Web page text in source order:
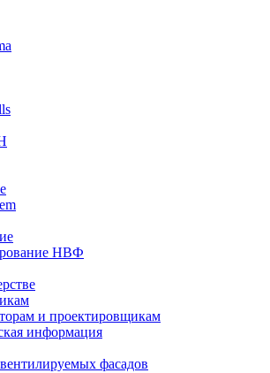
НВФ
и проектировщикам
информация
фасадов